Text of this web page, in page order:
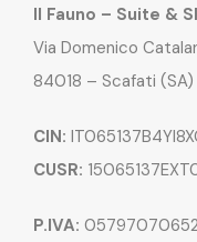
Il Fauno – Suite &
Via Domenico
84018 – Scafati (SA)
CIN:
CUSR:
P.IVA: